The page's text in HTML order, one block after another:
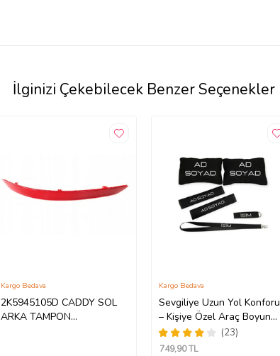
İlginizi Çekebilecek Benzer Seçenekler
2K5945105D CADDY SOL
ARKA TAMPON
Kargo Bedava
Sevgiliye Uzun Yol Konforu
– Kişiye Özel Araç Boyun
Yastığı & Kemer Pedi Hediye
Seti
(23)
Kargo Bedava
749,90 TL